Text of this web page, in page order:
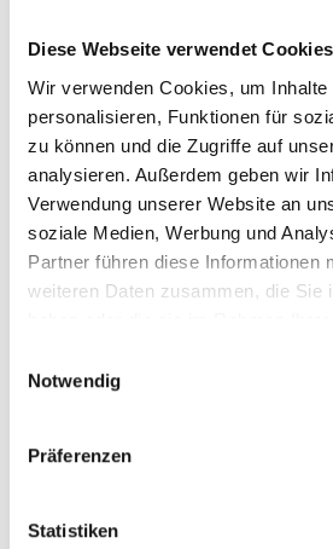
Diese Webseite verwendet Cookies
Wir verwenden Cookies, um Inhalte
personalisieren, Funktionen für
zu können und die Zugriffe auf
analysieren. Außerdem geben wir
Verwendung unserer Website an
soziale Medien, Werbung und
Partner führen diese Informationen
weiteren Daten zusammen, die Sie
Notwendig
Präferenzen
Statistiken
Webcam